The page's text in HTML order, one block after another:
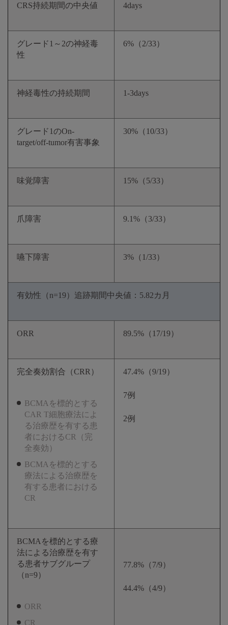
CRS持続期間の中央値 4days
グレード1～2の神経毒
性
6%（2/33）
神経毒性の持続期間 1-3days
グレード1のOn-
target/off-tumor有害事象
30%（10/33）
味覚障害 15%（5/33）
爪障害 9.1%（3/33）
嚥下障害 3%（1/33）
有効性（n=19）追跡期間中央値：5.82カ月
ORR 89.5%（17/19）
完全奏効割合（CRR）
BCMAを標的とする
CAR T細胞療法によ
る治療歴を有する患
者におけるCR（完
全奏効）
BCMAを標的とする
療法による治療歴を
有する患者における
CR
47.4%（9/19）
7例
2例
BCMAを標的とする療
法による治療歴を有す
る患者サブグループ
（n=9）
ORR
CR
77.8%（7/9）
44.4%（4/9）